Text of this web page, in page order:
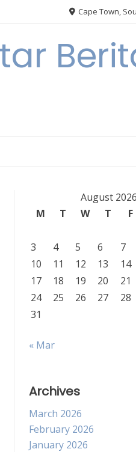
Cape Town,
August 2026
M
T W T F
3
4 5 6 7
10
11 12 13 14
17
18 19 20 21
24
25 26 27 28
31
« Mar
Archives
March 2026
February 2026
January 2026